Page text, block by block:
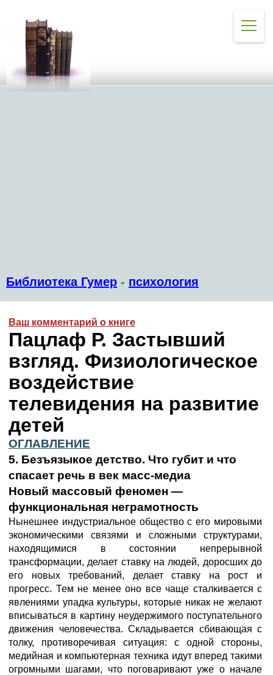
Библиотека Гумер - психология
Ваш комментарий о книге
Пацлаф Р. Застывший
взгляд. Физиологическое
воздействие
телевидения на развитие
детей
ОГЛАВЛЕНИЕ
5. Безъязыкое детство. Что губит и что
спасает речь в век масс-медиа
Новый массовый феномен —
функциональная неграмотность
Нынешнее индустриальное общество с его мировыми
экономическими связями и сложными структурами,
находящимися в состоянии непрерывной
трансформации, делает ставку на людей, доросших до
его новых требований, делает ставку на рост и
прогресс. Тем не менее оно все чаще сталкивается с
явлениями упадка культуры, которые никак не желают
вписываться в картину неудержимого поступательного
движения человечества. Складывается сбивающая с
толку, противоречивая ситуация: с одной стороны,
медийная и компьютерная техника идут вперед такими
огромными шагами, что поговаривают уже о начале